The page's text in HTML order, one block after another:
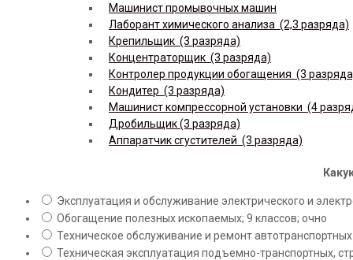
Машинист промывочных машин
Лаборант химического анализа (2,3 разряда)
Крепильщик (3 разряда)
Концентраторщик (3 разряда)
Контролер продукции обогащения (3
Кондитер (3 разряда)
Машинист компрессорной установки (4
Дробильщик (3 разряда)
Аппаратчик сгустителей (3 разряда)
Эксплуатация и обслуживание электрического и
Обогащение полезных ископаемых; 9 классов; очно
Техническое обслуживание и ремонт
Техническая эксплуатация подъемно-транспортных,